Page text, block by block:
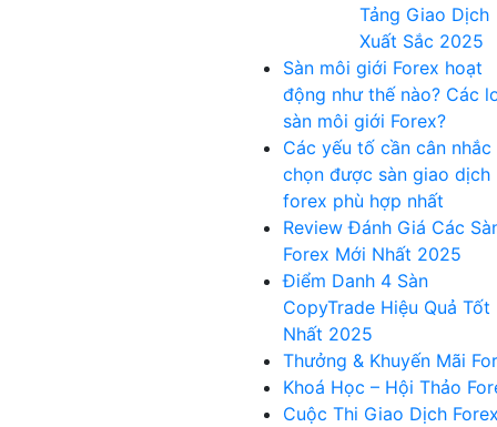
Tảng Giao Dịch
Xuất Sắc 2025
Sàn môi giới Forex hoạt
động như thế nào? Các
sàn môi giới Forex?
Các yếu tố cần cân nhắc
chọn được sàn giao dịch
forex phù hợp nhất
Review Đánh Giá Các
Forex Mới Nhất 2025
Điểm Danh 4 Sàn
CopyTrade Hiệu Quả Tốt
Nhất 2025
Thưởng & Khuyến Mãi
Khoá Học – Hội Thảo
Cuộc Thi Giao Dịch Forex